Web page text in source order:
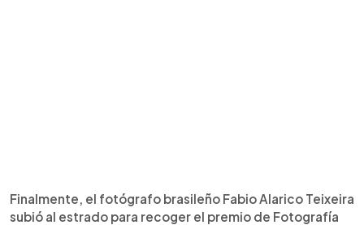
Finalmente, el fotógrafo brasileño Fabio Alarico Teixeira
subió al estrado para recoger el premio de Fotografía